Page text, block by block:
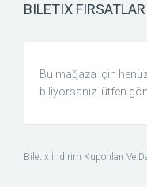
BILETIX FIRSATLAR
Bu mağaza için
biliyorsanız lütfen
Biletix İndirim Kuponları Ve